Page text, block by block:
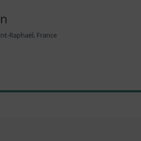
Raphaël, France